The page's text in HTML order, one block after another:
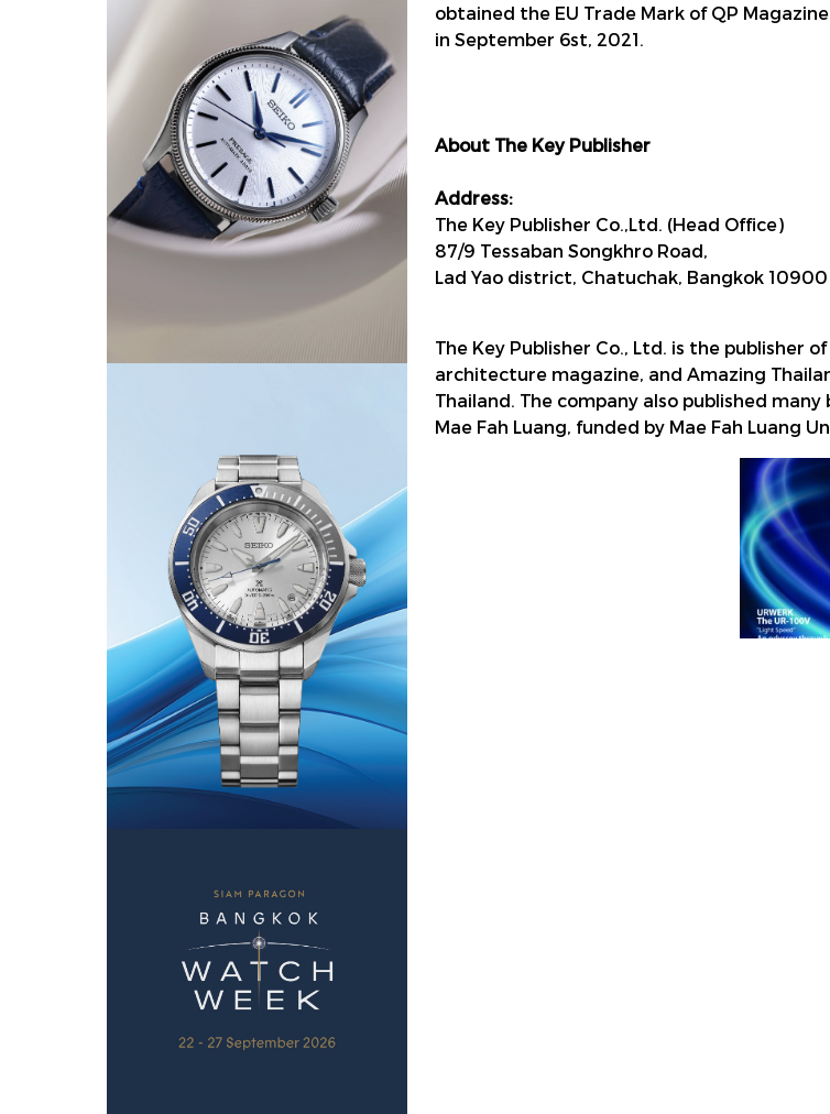
obtained the EU Trade Mark of QP
in September 6st, 2021.
About The Key Publisher
Address:
The Key Publisher Co.,Ltd. (Head Office)
87/9 Tessaban Songkhro Road,
Lad Yao district, Chatuchak, Bangkok 10900
The Key Publisher Co., Ltd. is the publisher
architecture magazine, and Amazing
Thailand. The company also published many
Mae Fah Luang, funded by Mae Fah Luang